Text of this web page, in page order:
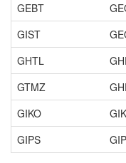
GEBT
GIST
GHTL
GTMZ
GIKO
GIPS